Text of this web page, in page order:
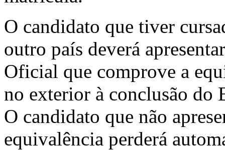
O candidato que tiver
outro país deverá
Oficial que comprove a
no exterior à conclusão do
O candidato que não
equivalência perderá